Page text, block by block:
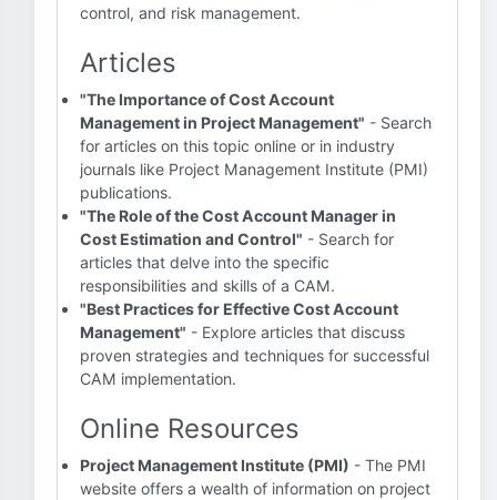
control, and risk management.
Articles
"The Importance of Cost Account
Management in Project Management" - Search
for articles on this topic online or in industry
journals like Project Management Institute (PMI)
publications.
"The Role of the Cost Account Manager in
Cost Estimation and Control" - Search for
articles that delve into the specific
responsibilities and skills of a CAM.
"Best Practices for Effective Cost Account
Management" - Explore articles that discuss
proven strategies and techniques for successful
CAM implementation.
Online Resources
Project Management Institute (PMI) - The PMI
website offers a wealth of information on project